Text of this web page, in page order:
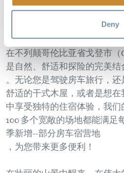
Deny
探索戈登河畔露营地--您的山
戈登河畔露营地（Golden
在不列颠哥伦比亚省戈登市（
是自然、舒适和探险的完美结
。无论您是驾驶房车旅行，还
舒适的干式木屋，或者是想
中享受独特的住宿体验，我们
100 多个宽敞的场地都能满足
季新增--部分房车宿营地
，为您带来更多便利！